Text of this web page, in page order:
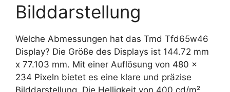
Bilddarstellung
Welche Abmessungen hat das Tmd Tfd65w46
Display? Die Größe des Displays ist 144.72 mm
x 77.103 mm. Mit einer Auflösung von 480 x
234 Pixeln bietet es eine klare und präzise
Bilddarstellung. Die Helligkeit von 400 cd/m²